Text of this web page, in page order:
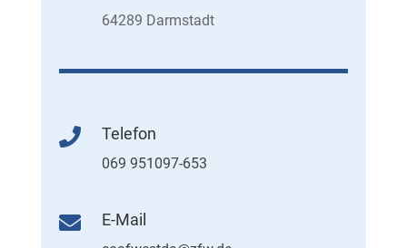
64289 Darmstadt
 Telefon
069 951097-653
 E-Mail